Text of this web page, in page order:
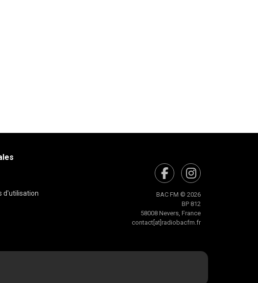
d'utilisation
BAC FM © 2026
BP 812
58008 Nevers, France
contact[at]radiobacfm.fr